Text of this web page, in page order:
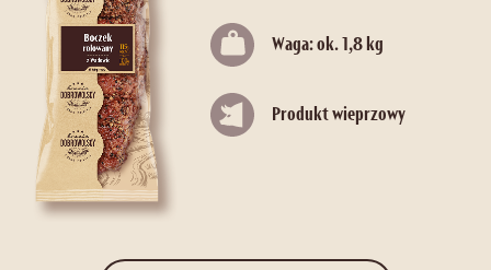
Waga: ok. 1,8 kg
Produkt wieprzowy